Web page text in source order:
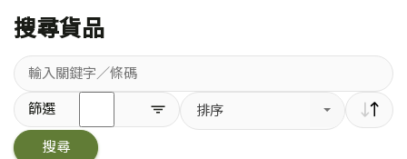
搜尋貨品
輸
入
關
鍵
篩選 排序
搜尋